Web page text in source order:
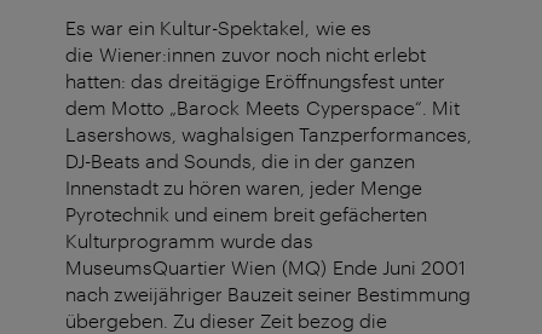
Es war ein Kultur-Spektakel, wie es
die Wiener:innen zuvor noch nicht erlebt
hatten: das dreitägige Eröffnungsfest unter
dem Motto „Barock Meets Cyperspace“. Mit
Lasershows, waghalsigen Tanzperformances,
DJ-Beats and Sounds, die in der ganzen
Innenstadt zu hören waren, jeder Menge
Pyrotechnik und einem breit gefächerten
Kulturprogramm wurde das
MuseumsQuartier Wien (MQ) Ende Juni 2001
nach zweijähriger Bauzeit seiner Bestimmung
übergeben. Zu dieser Zeit bezog die